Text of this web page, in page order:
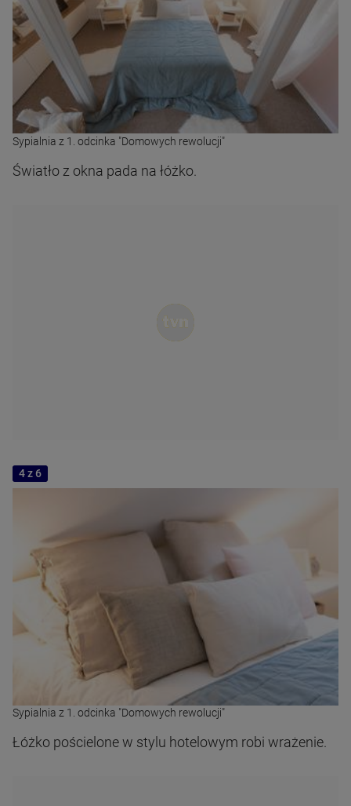
Sypialnia z 1. odcinka "Domowych rewolucji"
Światło z okna pada na łóżko.
4 z 6
Sypialnia z 1. odcinka "Domowych rewolucji"
Łóżko pościelone w stylu hotelowym robi wrażenie.